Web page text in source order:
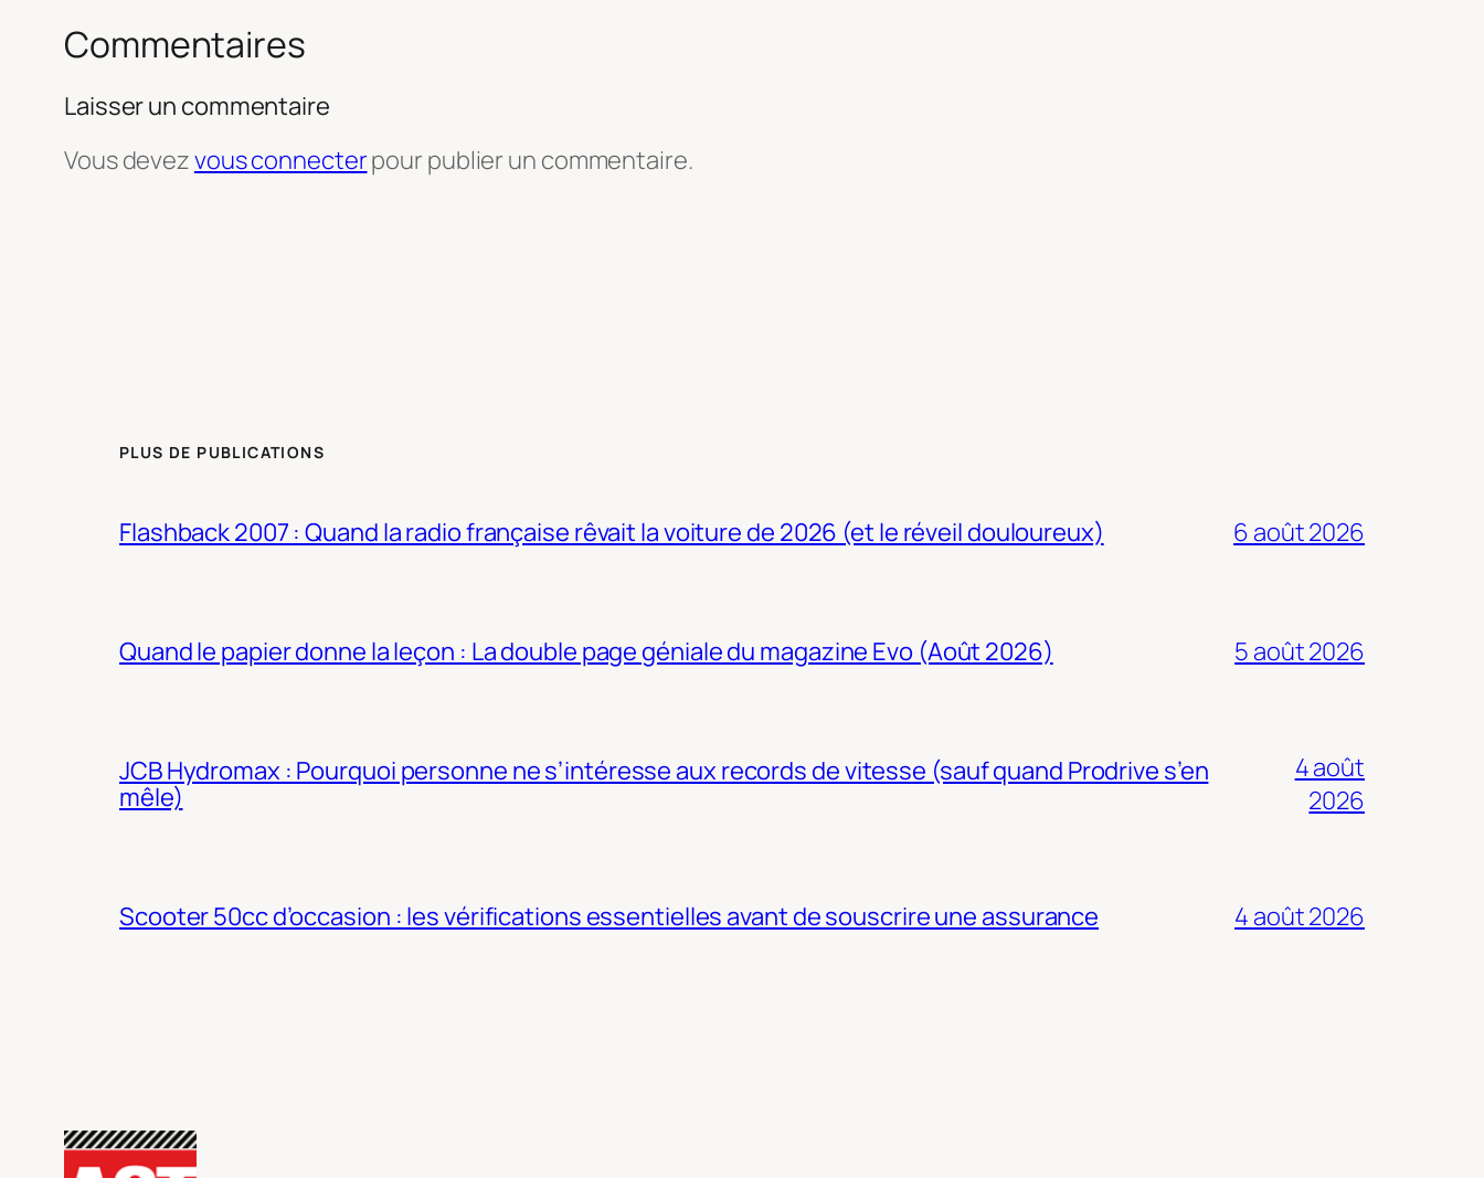
Commentaires
Laisser un commentaire
Vous devezvous connecterpour publier un commentaire.
PLUS DE PUBLICATIONS
Flashback 2007 : Quand la radio française rêvait la voiture de 2026 (et le réveil douloureux) 6 août 2026
Quand le papier donne la leçon : La double page géniale du magazine Evo (Août 2026) 5 août 2026
JCB Hydromax : Pourquoi personne ne s’intéresse aux records de vitesse (sauf quand Prodrive s’en
mêle)
4 août
2026
Scooter 50cc d’occasion : les vérifications essentielles avant de souscrire une assurance 4 août 2026